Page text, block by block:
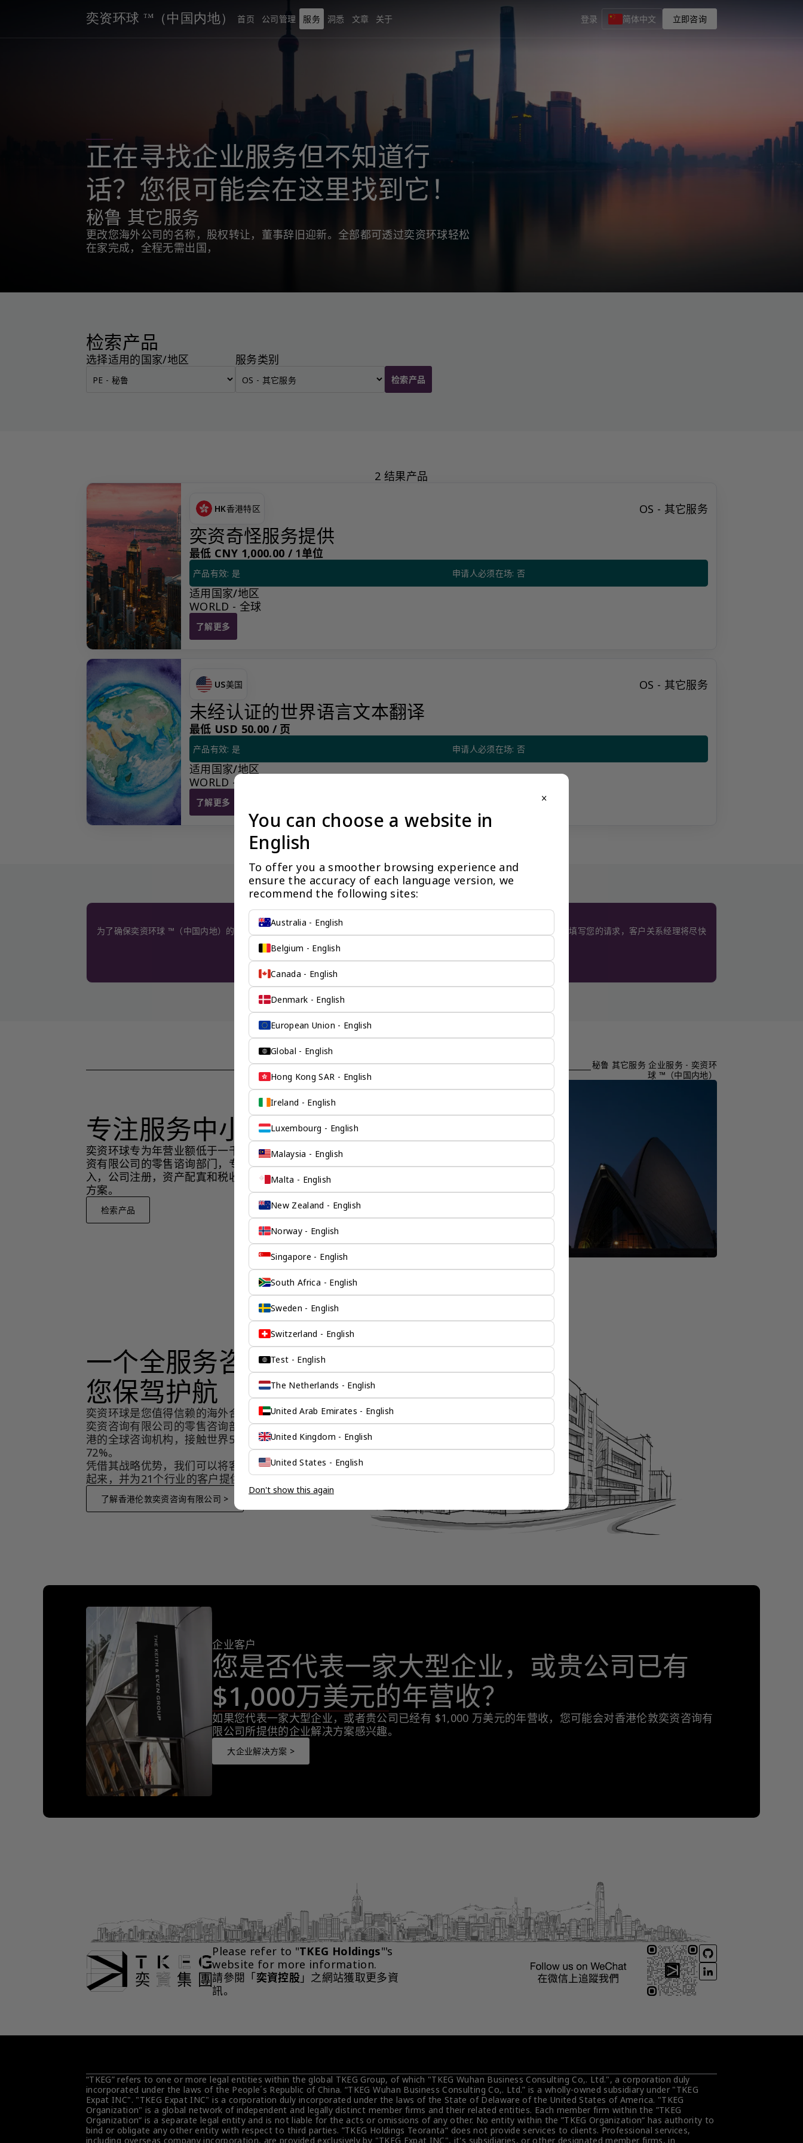
奕资环球 ™（中国内地） 首页 公司管理 服务 洞悉 文章 关于 登录 简体中文 立即咨询
正在寻找企业服务但不知道行
话？您很可能会在这里找到它！
秘鲁 其它服务
更改您海外公司的名称，股权转让，董事辞旧迎新。全部都可透过奕资环球轻松
在家完成，全程无需出国，
检索产品
选择适用的国家/地区 服务类别
检索产品
2 结果产品
HK香港特区 OS - 其它服务
奕资奇怪服务提供
最低 CNY 1,000.00 / 1单位
产品有效: 是 申请人必须在场: 否
适用国家/地区
WORLD - 全球
了解更多
奕资奇怪服务提供
US美国 OS - 其它服务
未经认证的世界语言文本翻译
最低 USD 50.00 / 页
产品有效: 是 申请人必须在场: 否
适用国家/地区
WORLD - 全球
了解更多
未经认证的世界语言文本翻译
没有看到阁下期望的产品？更多产品信息可应要求提供。
为了确保奕资环球 ™（中国内地）的服务质量标准，我们限制某些产品公开展示，以避免混淆和不道德的竞争。请使用此表格填写您的请求，客户关系经理将尽快
让客户关系经理联系我
秘鲁 其它服务 企业服务 - 奕资环
球 ™（中国内地）
专注服务中小企业出海
奕资环球专为年营业额低于一千万美元的公司设计，是奕
资有限公司的零售谘询部门，专注于为寻求海外市场进
入，公司注册，资产配寘和税收策略的公司提供预算解决
方案。
检索产品
一个全服务咨询公司为
您保驾护航
奕资环球是您值得信赖的海外合作伙伴。我们是香港伦敦
奕资咨询有限公司的零售咨询部门，这是一家总部位于香
港的全球咨询机构，接触世界50个市场，约占全球GDP的
72%。
凭借其战略优势，我们可以将客户与全球市场的机遇联系
起来，并为21个行业的客户提供服务。
了解香港伦敦奕资咨询有限公司 >
企业客户
您是否代表一家大型企业，或贵公司已有
$1,000万美元的年营收？
如果您代表一家大型企业，或者贵公司已经有 $1,000 万美元的年营收，您可能会对香港伦敦奕资咨询有
限公司所提供的企业解决方案感兴趣。
大企业解决方案 >
close
You can choose a website in
English
To offer you a smoother browsing experience and
ensure the accuracy of each language version, we
recommend the following sites:
Australia - English
Belgium - English
Canada - English
Denmark - English
European Union - English
Global - English
Hong Kong SAR - English
Ireland - English
Luxembourg - English
Malaysia - English
Malta - English
New Zealand - English
Norway - English
Singapore - English
South Africa - English
Sweden - English
Switzerland - English
Test - English
The Netherlands - English
United Arab Emirates - English
United Kingdom - English
United States - English
Don't show this again
Please refer to "TKEG Holdings"'s
website for more information.
請參閱「奕資控股 」之網站獲取更多資
訊。
“TKEG” refers to one or more legal entities within the global TKEG Group, of which "TKEG Wuhan Business Consulting Co,. Ltd.", a corporation duly
incorporated under the laws of the People´s Republic of China. “TKEG Wuhan Business Consulting Co,. Ltd.” is a wholly-owned subsidiary under "TKEG
Expat INC". "TKEG Expat INC" is a corporation duly incorporated under the laws of the State of Delaware of the United States of America. "TKEG
Organization" is a global network of independent and legally distinct member firms and their related entities. Each member firm within the ”TKEG
Organization“ is a separate legal entity and is not liable for the acts or omissions of any other. No entity within the ”TKEG Organization“ has authority to
bind or obligate any other entity with respect to third parties. ”TKEG Holdings Teoranta“ does not provide services to clients. Professional services,
including overseas company incorporation, are provided exclusively by "TKEG Expat INC", it's subsidiaries, or other designated member firms, in